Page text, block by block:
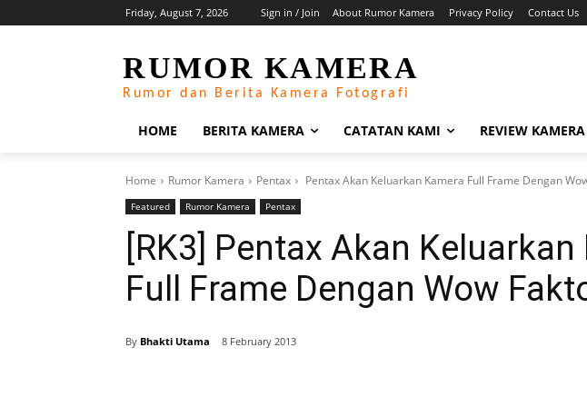
Friday, August 7, 2026 Sign in / Join About Rumor Kamera Privacy Policy Contact Us
RUMOR KAMERA
Rumor dan Berita Kamera Fotografi
HOME BERITA KAMERA CATATAN KAMI REVIEW KAMERA
Home Rumor Kamera Pentax Pentax Akan Keluarkan Kamera Full Frame Dengan
Featured Rumor Kamera Pentax
[RK3] Pentax Akan Keluarkan
Full Frame Dengan Wow
By Bhakti Utama 8 February 2013